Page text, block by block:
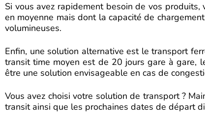
Si vous avez rapidement besoin de vos
en moyenne mais dont la capacité de
volumineuses.
Enfin, une solution alternative est le transport
transit time moyen est de 20 jours gare à gare,
être une solution envisageable en cas de
Vous avez choisi votre solution de transport ?
transit ainsi que les prochaines dates de départ